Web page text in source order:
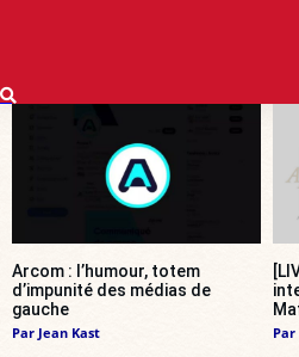
Arcom : l’humour, totem
d’impunité des médias de
gauche
Par Jean Kast Par